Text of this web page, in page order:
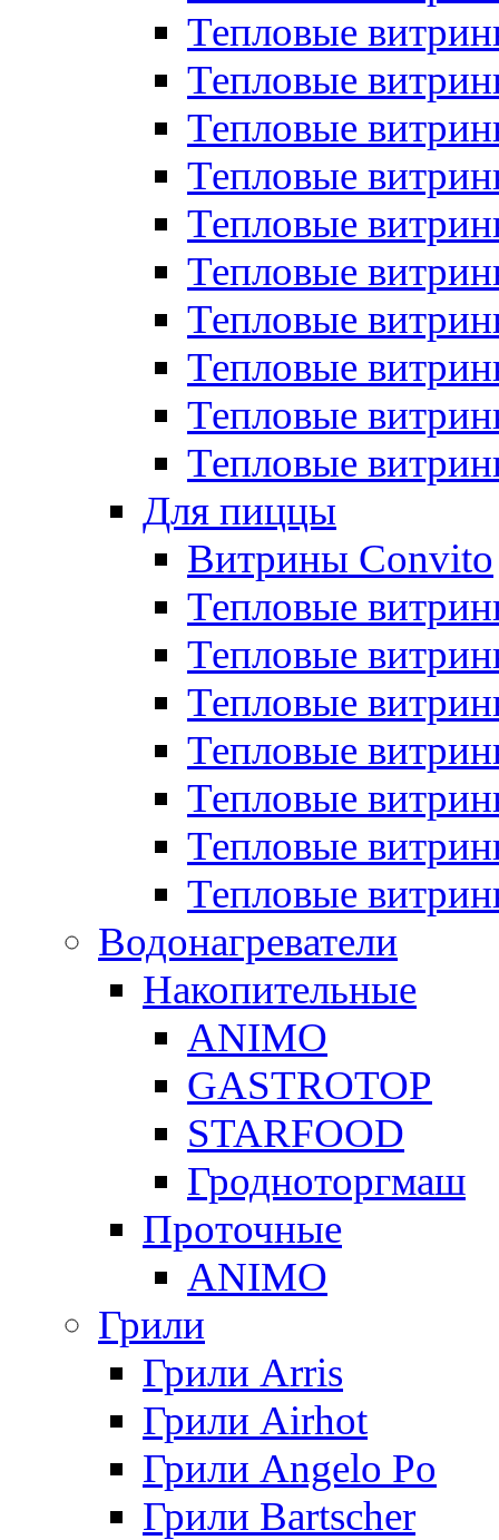
Тепловые
Тепловые
Тепловые
Тепловые
Тепловые
Тепловые
Тепловые
Тепловые
Тепловые
Тепловые
Для пиццы
Витрины Convito
Тепловые
Тепловые
Тепловые
Тепловые
Тепловые
Тепловые
Тепловые
Водонагреватели
Накопительные
ANIMO
GASTROTOP
STARFOOD
Гродноторгмаш
Проточные
ANIMO
Грили
Грили Arris
Грили Airhot
Грили Angelo Po
Грили Bartscher